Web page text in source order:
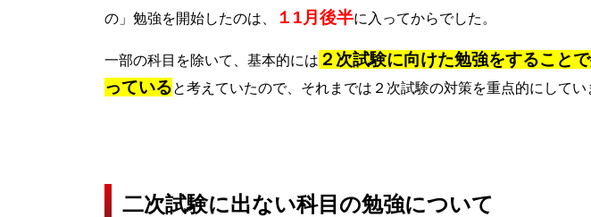
の」勉強を開始したのは、
１1月後半に入ってからでした。
一部の科目を除いて、基本的には ２次試験に向けた勉強をすること
っていると考えていたので、それまでは２次試験の対策を重点的にしてい
二次試験に出ない科目の勉強について